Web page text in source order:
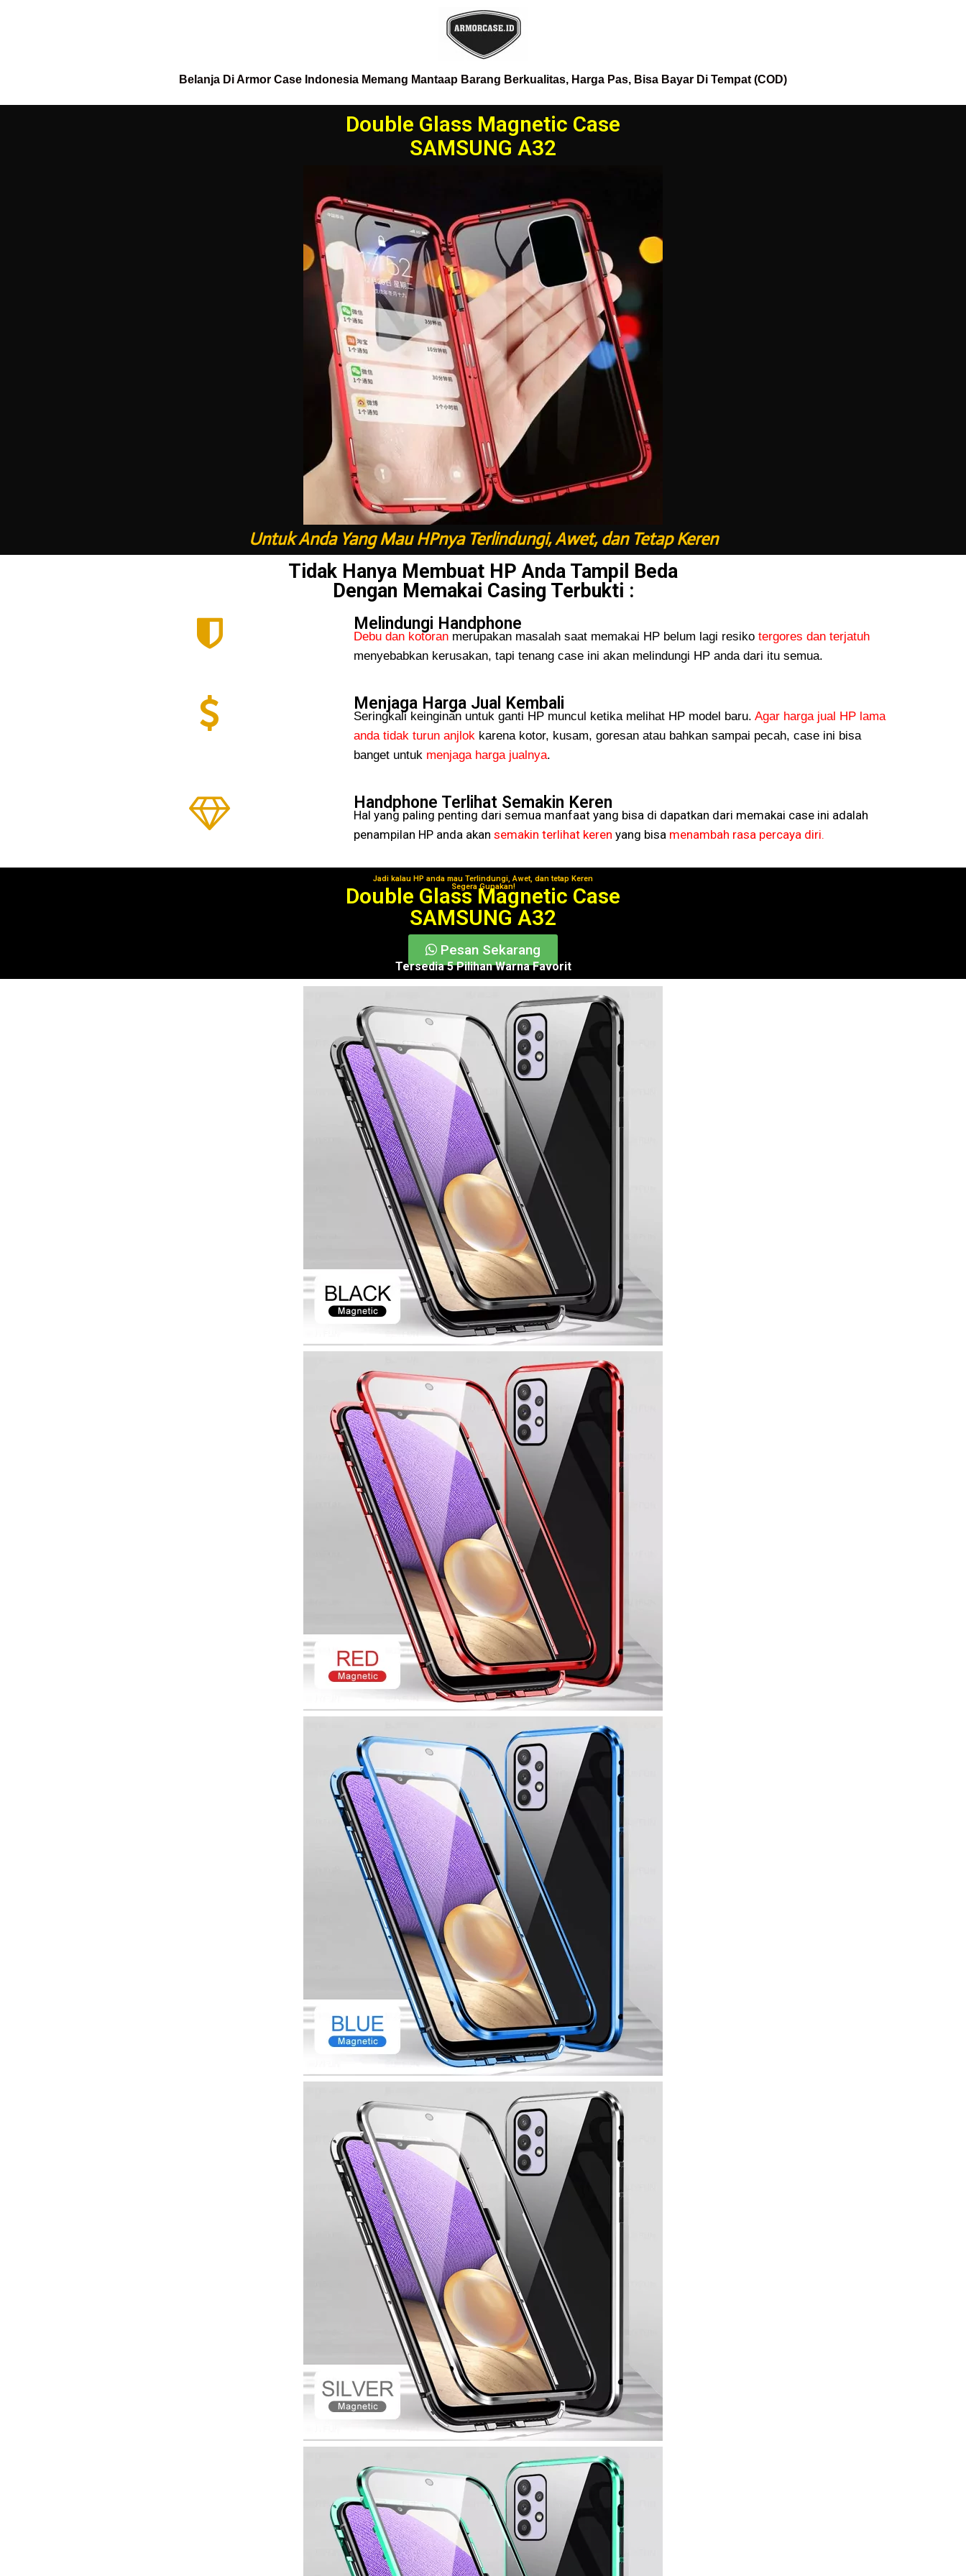
Belanja Di Armor Case Indonesia Memang Mantaap Barang Berkualitas, Harga Pas, Bisa Bayar Di Tempat (COD)
Double Glass Magnetic Case
SAMSUNG A32
Untuk Anda Yang Mau HPnya Terlindungi, Awet, dan Tetap Keren
Tidak Hanya Membuat HP Anda Tampil Beda
Dengan Memakai Casing Terbukti :
Melindungi Handphone
Debu dan kotoran merupakan masalah saat memakai HP belum lagi resiko tergores dan terjatuh
menyebabkan kerusakan, tapi tenang case ini akan melindungi HP anda dari itu semua.
Menjaga Harga Jual Kembali
Seringkali keinginan untuk ganti HP muncul ketika melihat HP model baru. Agar harga jual HP lama
anda tidak turun anjlokkarena kotor, kusam, goresan atau bahkan sampai pecah, case ini bisa
banget untuk menjaga harga jualnya.
Handphone Terlihat Semakin Keren
Hal yang paling penting dari semua manfaat yang bisa di dapatkan dari memakai case ini adalah
penampilan HP anda akan semakin terlihat keren yang bisa menambah rasa percaya diri.
Jadi kalau HP anda mau Terlindungi, Awet, dan tetap Keren
Segera Gunakan!
Double Glass Magnetic Case
SAMSUNG A32
Pesan Sekarang
Tersedia 5 Pilihan Warna Favorit